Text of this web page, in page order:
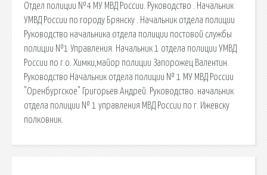
Отдел полиции №4 МУ МВД России. Руководство . Начальник
УМВД России по городу Брянску . Начальник отдела полиции
Руководство начальника отдела полиции постовой службы
полиции №1 Управления. Начальник 1 отдела полиции УМВД
России по г.о. Химки,майор полиции Запорожец Валентин.
Руководство Начальник отдела полиции № 1 МУ МВД России
"Оренбургское" Григорьев Андрей. Руководство. начальник
отдела полиции № 1 управления МВД России по г. Ижевску
полковник.